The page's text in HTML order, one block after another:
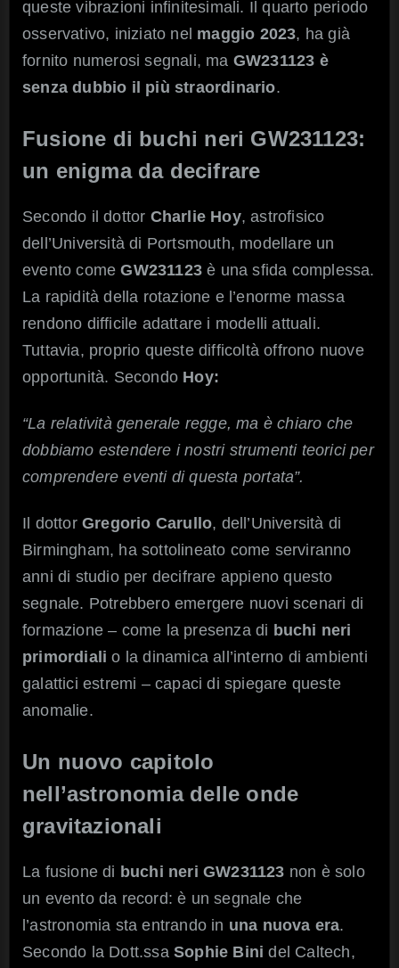
queste vibrazioni infinitesimali. Il quarto periodo
osservativo, iniziato nel maggio 2023, ha già
fornito numerosi segnali, ma GW231123 è
senza dubbio il più straordinario.
Fusione di buchi neri GW231123:
un enigma da decifrare
Secondo il dottor Charlie Hoy, astrofisico
dell’Università di Portsmouth, modellare un
evento comeGW231123 è una sfida complessa.
La rapidità della rotazione e l’enorme massa
rendono difficile adattare i modelli attuali.
Tuttavia, proprio queste difficoltà offrono nuove
opportunità. Secondo Hoy:
“La relatività generale regge, ma è chiaro che
dobbiamo estendere i nostri strumenti teorici per
comprendere eventi di questa portata”.
Il dottor Gregorio Carullo, dell’Università di
Birmingham, ha sottolineato come serviranno
anni di studio per decifrare appieno questo
segnale. Potrebbero emergere nuovi scenari di
formazione – come la presenza di buchi neri
primordiali o la dinamica all’interno di ambienti
galattici estremi – capaci di spiegare queste
anomalie.
Un nuovo capitolo
nell’astronomia delle onde
gravitazionali
La fusione di buchi neri GW231123 non è solo
un evento da record: è un segnale che
l’astronomia sta entrando in una nuova era.
Secondo la Dott.ssa Sophie Bini del Caltech,